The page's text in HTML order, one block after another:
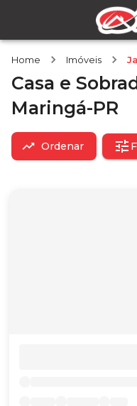
Home Imóveis
Casa e
Maringá-PR
Ordenar